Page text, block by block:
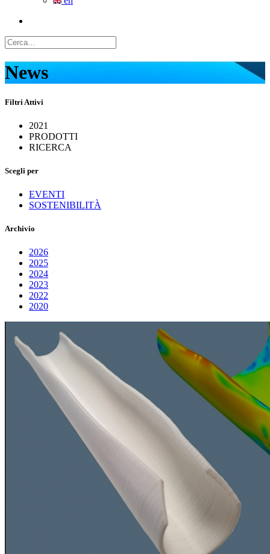
News
Filtri Attivi
2021
PRODOTTI
RICERCA
Scegli per
EVENTI
SOSTENIBILITÀ
Archivio
2026
2025
2024
2023
2022
2020